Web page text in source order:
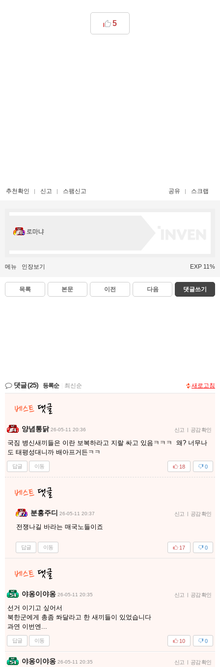
5
추천확인 신고 스팸신고 공유 스크랩
로마냐
메뉴 인장보기 EXP 11%
목록 본문 이전 다음 댓글쓰기
댓글(25) 등록순 최신순 새로고침
양념통닭 26-05-11 20:36 신고 | 공감 확인
국짐 병신새끼들은 이란 보복하라고 지랄 싸고 있음ㅋㅋㅋ 왜? 너무나
도 태평성대니까 배아프거든ㅋㅋ
답글 이동 0
18
분홍주디 26-05-11 20:37 신고 | 공감 확인
전쟁나길 바라는 매국노들이죠
답글 이동 0
17
야옹이야옹 26-05-11 20:35 신고 | 공감 확인
선거 이기고 싶어서
북한군에게 총좀 쏴달라고 한 새끼들이 있었습니다
과연 이번엔...
답글 이동 0
10
야옹이야옹 26-05-11 20:35 신고 | 공감 확인